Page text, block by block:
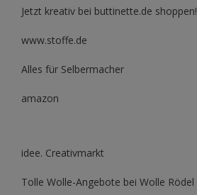
Jetzt kreativ bei buttinette.de shoppen!
www.stoffe.de
Alles für Selbermacher
amazon
idee. Creativmarkt
Tolle Wolle-Angebote bei Wolle Rödel